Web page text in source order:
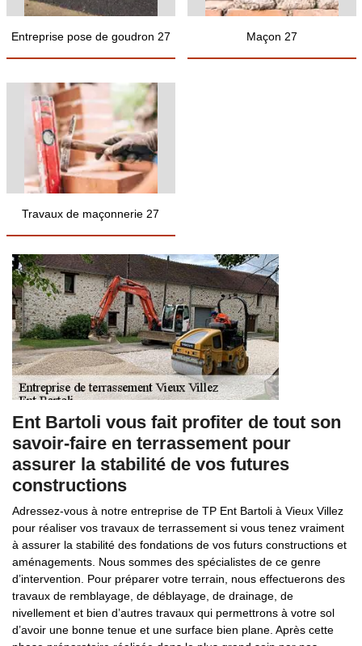
Entreprise pose de goudron 27 Maçon 27
Travaux de maçonnerie 27
Ent Bartoli vous fait profiter de tout son
savoir-faire en terrassement pour
assurer la stabilité de vos futures
constructions
Adressez-vous à notre entreprise de TP Ent Bartoli à Vieux Villez
pour réaliser vos travaux de terrassement si vous tenez vraiment
à assurer la stabilité des fondations de vos futurs constructions et
aménagements. Nous sommes des spécialistes de ce genre
d’intervention. Pour préparer votre terrain, nous effectuerons des
travaux de remblayage, de déblayage, de drainage, de
nivellement et bien d’autres travaux qui permettrons à votre sol
d’avoir une bonne tenue et une surface bien plane. Après cette